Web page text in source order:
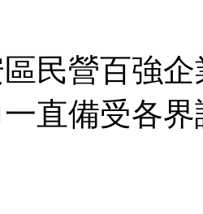
民營百強企
直備受各界